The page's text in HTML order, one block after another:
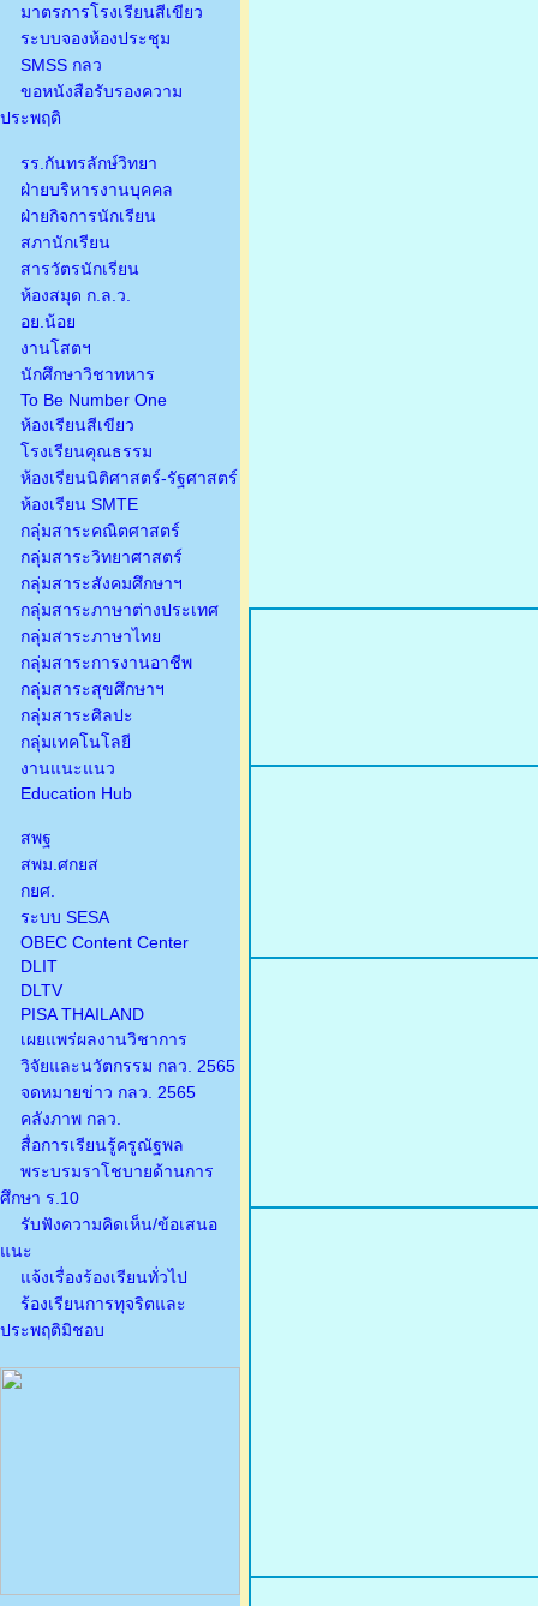
มาตรการโรงเรียนสีเขียว
ระบบจองห้องประชุม
SMSS กลว
ขอหนังสือรับรองความ
ประพฤติ
รร.กันทรลักษ์วิทยา
ฝ่ายบริหารงานบุคคล
ฝ่ายกิจการนักเรียน
สภานักเรียน
สารวัตรนักเรียน
ห้องสมุด ก.ล.ว.
อย.น้อย
งานโสตฯ
นักศึกษาวิชาทหาร
To Be Number One
ห้องเรียนสีเขียว
โรงเรียนคุณธรรม
ห้องเรียนนิติศาสตร์-รัฐศาสตร์
ห้องเรียน SMTE
กลุ่มสาระคณิตศาสตร์
กลุ่มสาระวิทยาศาสตร์
กลุ่มสาระสังคมศึกษาฯ
กลุ่มสาระภาษาต่างประเทศ
กลุ่มสาระภาษาไทย
กลุ่มสาระการงานอาชีพ
กลุ่มสาระสุขศึกษาฯ
กลุ่มสาระศิลปะ
กลุ่มเทคโนโลยี
งานแนะแนว
Education Hub
สพฐ
สพม.ศกยส
กยศ.
ระบบ SESA
OBEC Content Center
DLIT
DLTV
PISA THAILAND
เผยแพร่ผลงานวิชาการ
วิจัยและนวัตกรรม กลว. 2565
จดหมายข่าว กลว. 2565
คลังภาพ กลว.
สื่อการเรียนรู้ครูณัฐพล
พระบรมราโชบายด้านการ
ศึกษา ร.10
รับฟังความคิดเห็น/ข้อเสนอ
แนะ
แจ้งเรื่องร้องเรียนทั่วไป
ร้องเรียนการทุจริตและ
ประพฤติมิชอบ